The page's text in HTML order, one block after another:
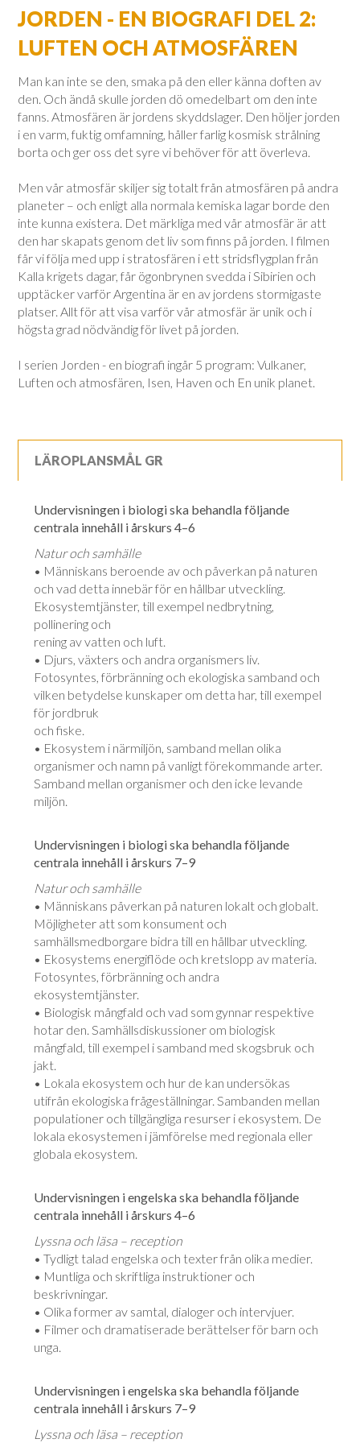
JORDEN - EN BIOGRAFI DEL 2:
LUFTEN OCH ATMOSFÄREN
Man kan inte se den, smaka på den eller känna doften av
den. Och ändå skulle jorden dö omedelbart om den inte
fanns. Atmosfären är jordens skyddslager. Den höljer jorden
i en varm, fuktig omfamning, håller farlig kosmisk strålning
borta och ger oss det syre vi behöver för att överleva.
Men vår atmosfär skiljer sig totalt från atmosfären på andra
planeter – och enligt alla normala kemiska lagar borde den
inte kunna existera. Det märkliga med vår atmosfär är att
den har skapats genom det liv som finns på jorden. I filmen
får vi följa med upp i stratosfären i ett stridsflygplan från
Kalla krigets dagar, får ögonbrynen svedda i Sibirien och
upptäcker varför Argentina är en av jordens stormigaste
platser. Allt för att visa varför vår atmosfär är unik och i
högsta grad nödvändig för livet på jorden.
I serien Jorden - en biografi ingår 5 program: Vulkaner,
Luften och atmosfären, Isen, Haven och En unik planet.
LÄROPLANSMÅL GR
Undervisningen i biologi ska behandla följande
centrala innehåll i årskurs 4–6
Natur och samhälle
• Människans beroende av och påverkan på naturen
och vad detta innebär för en hållbar utveckling.
Ekosystemtjänster, till exempel nedbrytning,
pollinering och
rening av vatten och luft.
• Djurs, växters och andra organismers liv.
Fotosyntes, förbränning och ekologiska samband och
vilken betydelse kunskaper om detta har, till exempel
för jordbruk
och fiske.
• Ekosystem i närmiljön, samband mellan olika
organismer och namn på vanligt förekommande arter.
Samband mellan organismer och den icke levande
miljön.
Undervisningen i biologi ska behandla följande
centrala innehåll i årskurs 7–9
Natur och samhälle
• Människans påverkan på naturen lokalt och globalt.
Möjligheter att som konsument och
samhällsmedborgare bidra till en hållbar utveckling.
• Ekosystems energiflöde och kretslopp av materia.
Fotosyntes, förbränning och andra
ekosystemtjänster.
• Biologisk mångfald och vad som gynnar respektive
hotar den. Samhällsdiskussioner om biologisk
mångfald, till exempel i samband med skogsbruk och
jakt.
• Lokala ekosystem och hur de kan undersökas
utifrån ekologiska frågeställningar. Sambanden mellan
populationer och tillgängliga resurser i ekosystem. De
lokala ekosystemen i jämförelse med regionala eller
globala ekosystem.
Undervisningen i engelska ska behandla följande
centrala innehåll i årskurs 4–6
Lyssna och läsa – reception
• Tydligt talad engelska och texter från olika medier.
• Muntliga och skriftliga instruktioner och
beskrivningar.
• Olika former av samtal, dialoger och intervjuer.
• Filmer och dramatiserade berättelser för barn och
unga.
Undervisningen i engelska ska behandla följande
centrala innehåll i årskurs 7–9
Lyssna och läsa – reception